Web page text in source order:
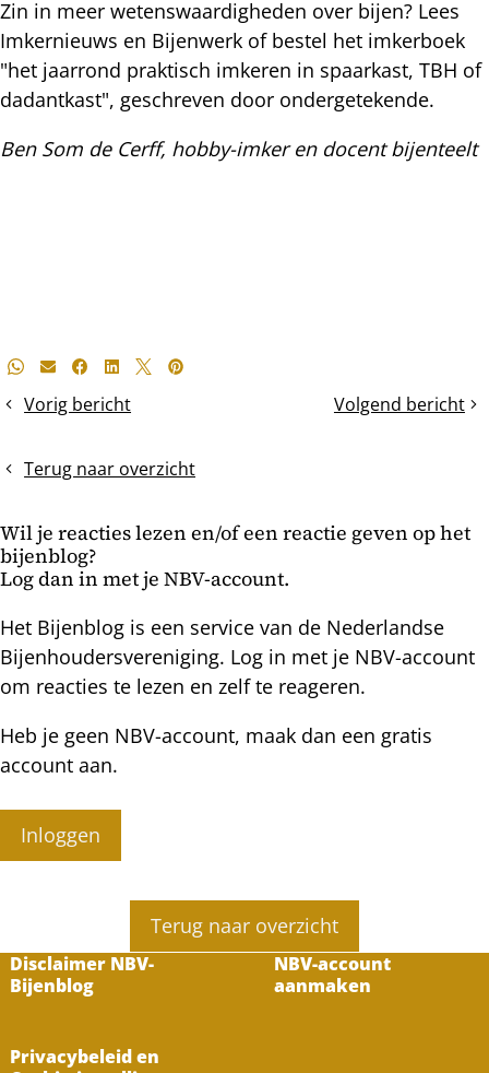
Zin in meer wetenswaardigheden over bijen? Lees
Imkernieuws en Bijenwerk of bestel het imkerboek
"het jaarrond praktisch imkeren in spaarkast, TBH of
dadantkast", geschreven door ondergetekende.
Ben Som de Cerff, hobby-imker en docent bijenteelt
Deel
bericht
Whatsapp
E-mailFacebook
LinkedIn
X Pinterest
Vorig bericht
De
bloeit
Volgend bericht
Vliegafstand
Terug naar overzicht
Wil je reacties lezen en/of een reactie geven op het
bijenblog?
Log dan in met je NBV-account.
Het Bijenblog is een service van de Nederlandse
Bijenhoudersvereniging. Log in met je NBV-account
om reacties te lezen en zelf te reageren.
Heb je geen NBV-account, maak dan een gratis
account aan.
Inloggen
Terug naar overzicht
Disclaimer NBV-
Bijenblog
NBV-account
aanmaken
Privacybeleid en